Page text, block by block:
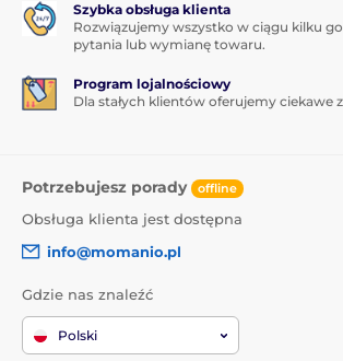
Szybka obsługa klienta
Rozwiązujemy wszystko w ciągu kilku
pytania lub wymianę towaru.
Program lojalnościowy
Dla stałych klientów oferujemy ciekawe
Potrzebujesz porady offline
Obsługa klienta jest dostępna
info@momanio.pl
Gdzie nas znaleźć
Polski